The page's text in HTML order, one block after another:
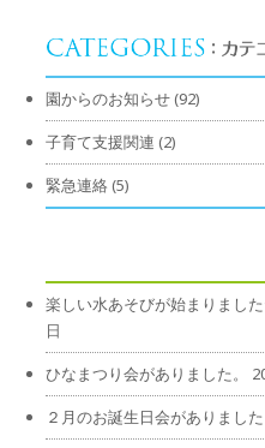
園からのお知らせ(92)
子育て支援関連 (2)
緊急連絡 (5)
楽しい水あそびが始まりました
日
ひなまつり会がありました。
２月のお誕生日会がありました